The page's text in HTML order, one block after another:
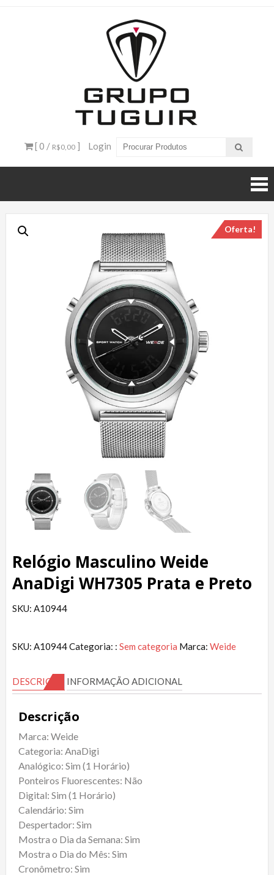
– Grupo
Tuguir
[ 0 / R$0,00 ] Login
Oferta!
Relógio Masculino Weide
AnaDigi WH7305 Prata e Preto
SKU: A10944
SKU: A10944Categoria: : Sem categoria Marca: Weide
DESCRIÇÃO INFORMAÇÃO ADICIONAL
Descrição
Marca: Weide
Categoria: AnaDigi
Analógico: Sim (1 Horário)
Ponteiros Fluorescentes: Não
Digital: Sim (1 Horário)
Calendário: Sim
Despertador: Sim
Mostra o Dia da Semana: Sim
Mostra o Dia do Mês: Sim
Cronômetro: Sim